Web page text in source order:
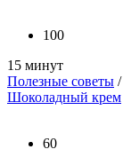
100
15 минут
Полезные советы /
Шоколадный крем
60